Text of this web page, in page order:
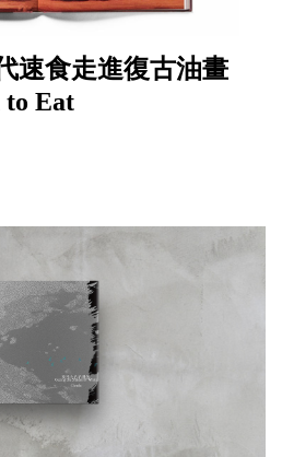
速食走進復古油畫
Eat